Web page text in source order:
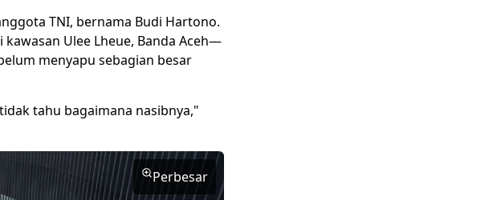
TNI, bernama Budi Hartono.
Ulee Lheue, Banda Aceh—
menyapu sebagian besar
tahu bagaimana nasibnya,"
Perbesar